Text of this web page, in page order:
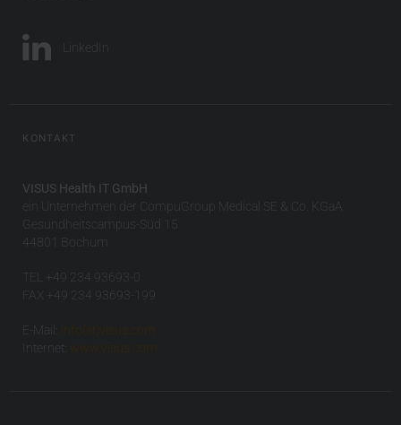
LinkedIn
KONTAKT
VISUS Health IT GmbH
ein Unternehmen der CompuGroup Medical SE & Co. KGaA
Gesundheitscampus-Süd 15
44801 Bochum
TEL +49 234 93693-0
FAX +49 234 93693-199
E-Mail:
info(at)visus.com
Internet:
www.visus.com